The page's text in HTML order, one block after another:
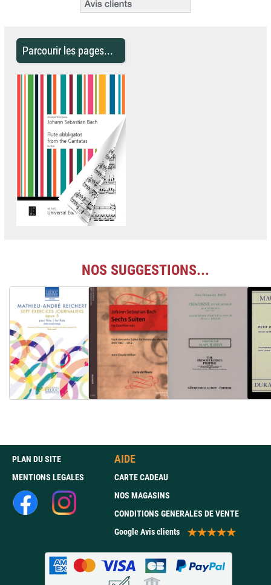
Parcourir les pages...
NOS SUGGESTIONS...
PLAN DU SITE
MENTIONS LEGALES
AIDE
CARTE CADEAU
NOS MAGASINS
CONDITIONS GENERALES DE VENTE
Google Avis clients